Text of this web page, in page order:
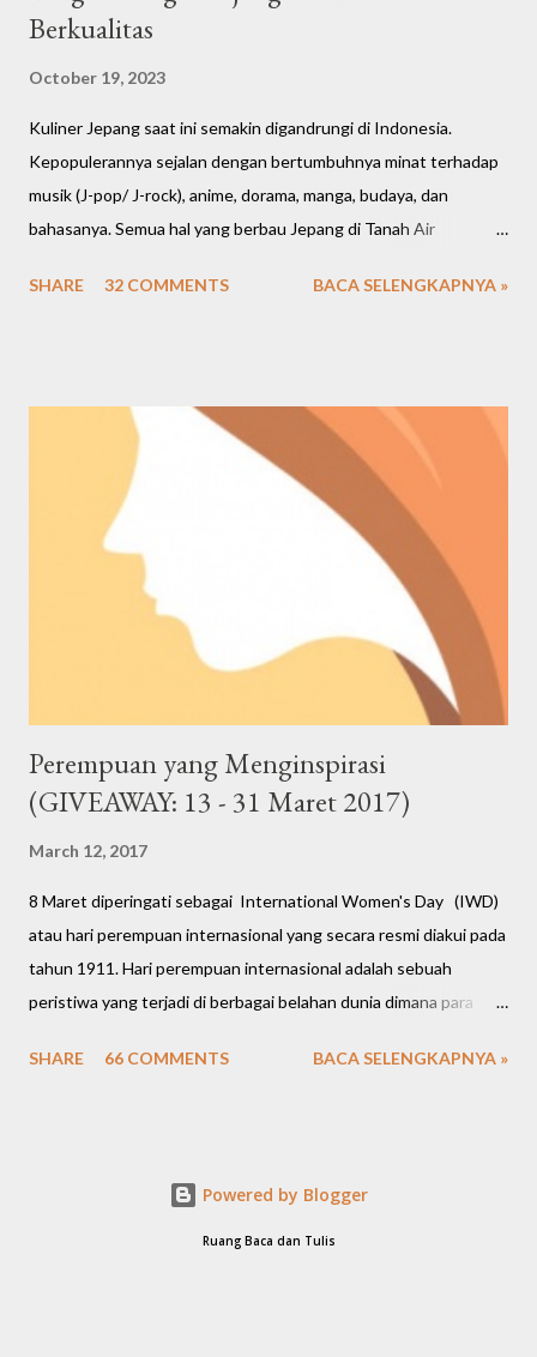
Berkualitas
October 19, 2023
Kuliner Jepang saat ini semakin digandrungi di Indonesia.
Kepopulerannya sejalan dengan bertumbuhnya minat terhadap
musik (J-pop/ J-rock), anime, dorama, manga, budaya, dan
bahasanya. Semua hal yang berbau Jepang di Tanah Air
banyak mengusung tema Jepang, menawarkan banyak pilihan
kasih rekomendasi salah satu kedai/ resto Jepang favorit saya
sejak 2015-an, namanya OTW Sushi.
SHARE 32 COMMENTS BACA SELENGKAPNYA »
Perempuan yang Menginspirasi
(GIVEAWAY: 13 - 31 Maret 2017)
March 12, 2017
8 Maret diperingati sebagai International Women's Day (IWD)
atau hari perempuan internasional yang secara resmi diakui pada
tahun 1911. Hari perempuan internasional adalah sebuah
peristiwa yang terjadi di berbagai belahan dunia dimana para
kesetaraan hak. Kini para perempuan berhasil mengukir berbagai
berbagai kegiatan seperti pertunjukan seni, konferensi, kegiatan
amal, kampanye, hingga pawai. Perempuan terlepas dari seorang
SHARE 66 COMMENTS BACA SELENGKAPNYA »
Powered by Blogger
Ruang Baca dan Tulis